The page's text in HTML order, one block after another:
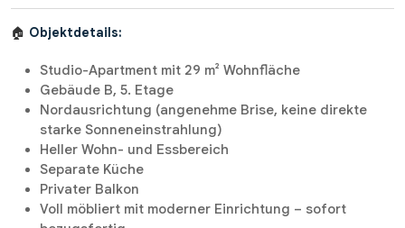
🏠 Objektdetails:
Studio-Apartment mit 29 m² Wohnfläche
Gebäude B, 5. Etage
Nordausrichtung (angenehme Brise, keine direkte
starke Sonneneinstrahlung)
Heller Wohn- und Essbereich
Separate Küche
Privater Balkon
Voll möbliert mit moderner Einrichtung – sofort